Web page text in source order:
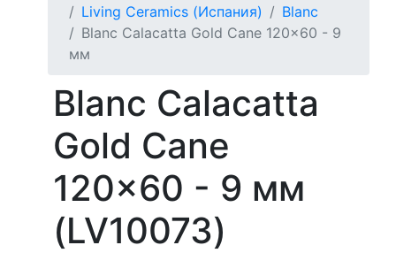
Living Ceramics (Испания)
Blanc
Blanc Calacatta Gold Cane 120x60 - 9
мм
Blanc Calacatta
Gold Cane
120x60 - 9 мм
(LV10073)